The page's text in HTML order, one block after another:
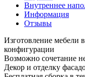
Внутреннее
Информация
Отзывы
Изготовление мебели
конфигурации
Возможно сочетание
Декор и отделку